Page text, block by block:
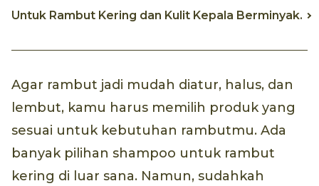
Untuk Rambut Kering dan Kulit Kepala Berminyak.
Agar rambut jadi mudah diatur, halus, dan
lembut, kamu harus memilih produk yang
sesuai untuk kebutuhan rambutmu. Ada
banyak pilihan shampoo untuk rambut
kering di luar sana. Namun, sudahkah